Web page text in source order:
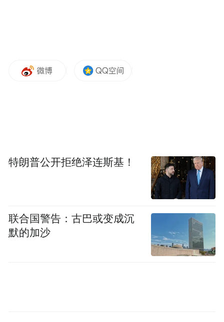
特朗普公开拒绝泽连斯基！
联合国警告：古巴或变成沉
默的加沙